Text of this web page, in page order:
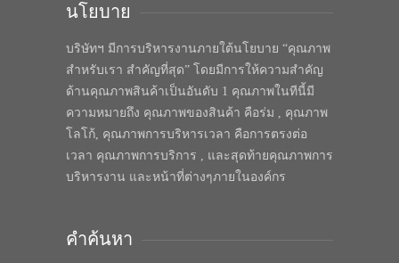
นโยบาย
บริษัทฯ มีการบริหารงานภายใต้นโยบาย “คุณภาพ
สำหรับเรา สำคัญที่สุด” โดยมีการให้ความสำคัญ
ด้านคุณภาพสินค้าเป็นอันดับ 1 คุณภาพในทีนี้มี
ความหมายถึง คุณภาพของสินค้า คือร่ม , คุณภาพ
โลโก้, คุณภาพการบริหารเวลา คือการตรงต่อ
เวลา คุณภาพการบริการ , และสุดท้ายคุณภาพการ
บริหารงาน และหน้าที่ต่างๆภายในองค์กร
คำค้นหา